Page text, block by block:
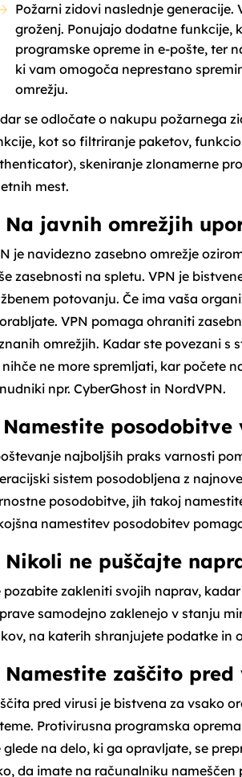
Požarni zidovi naslednje
groženj. Ponujajo dodatne funkcije,
programske opreme in e-pošte, ter
ki vam omogoča neprestano
omrežju.
se odločate o nakupu požarnega
kot so filtriranje paketov,
skeniranje zlonamerne
mest.
Na javnih omrežjih
je navidezno zasebno omrežje
zasebnosti na spletu. VPN je
potovanju. Če ima vaša
VPN pomaga ohraniti
omrežjih. Kadar ste povezani s
ne more spremljati, kar počete
npr. CyberGhost in NordVPN.
Namestite posodobitve
najboljših praks varnosti
sistem posodobljena z
posodobitve, jih takoj
namestitev posodobitev
Nikoli ne puščajte
pozabite zakleniti svojih naprav,
samodejno zaklenejo v stanju
na katerih shranjujete podatke in
Namestite zaščito pred
pred virusi je bistvena za vsako
Protivirusna programska
glede na delo, ki ga opravljate, se
da imate na računalniku